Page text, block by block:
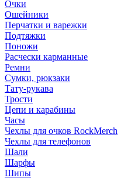
Очки
Ошейники
Перчатки и варежки
Подтяжки
Поножи
Расчески карманные
Ремни
Сумки, рюкзаки
Тату-рукава
Трости
Цепи и карабины
Часы
Чехлы для очков RockMerch
Чехлы для телефонов
Шали
Шарфы
Шипы